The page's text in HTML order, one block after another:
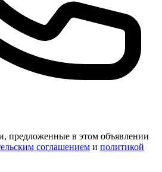
предложенные в этом объявлении
соглашением и политикой